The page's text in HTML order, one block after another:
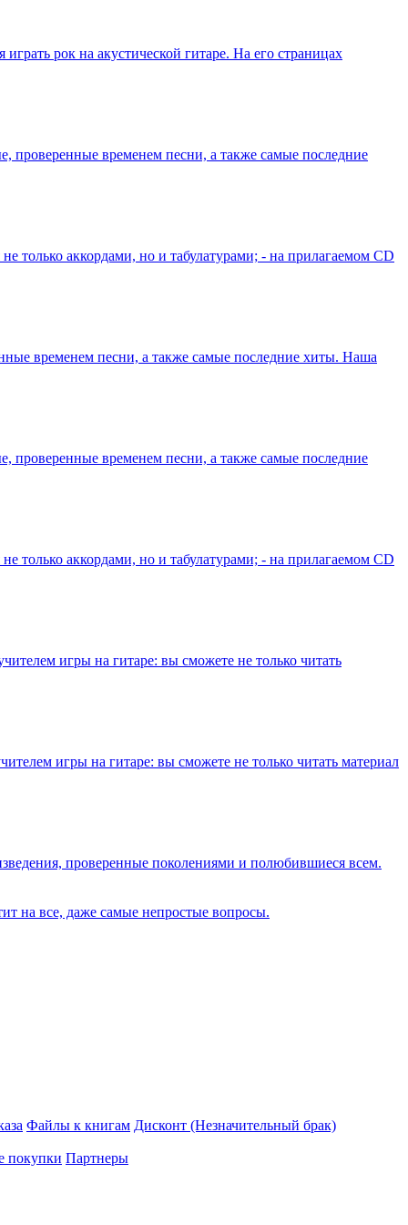
рок на акустической гитаре. На его страницах
проверенные временем песни, а также самые последние
только аккордами, но и табулатурами; - на прилагаемом СD
временем песни, а также самые последние хиты. Наша
проверенные временем песни, а также самые последние
только аккордами, но и табулатурами; - на прилагаемом СD
игры на гитаре: вы сможете не только читать
игры на гитаре: вы сможете не только читать материал
проверенные поколениями и полюбившиеся всем.
на все, даже самые непростые вопросы.
Файлы к книгам Дисконт (Незначительный брак)
покупки Партнеры